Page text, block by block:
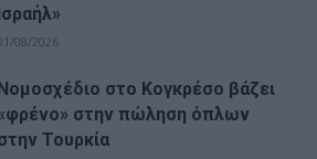
08/2026
στο Κογκρέσο βάζει
στην πώληση όπλων
Τουρκία